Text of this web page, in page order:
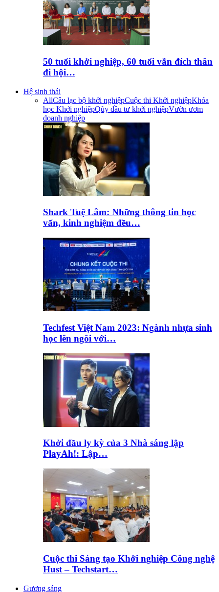
50 tuổi khởi nghiệp, 60 tuổi vẫn đích thân
đi hội…
Hệ sinh thái
AllCâu lạc bộ khởi nghiệpCuộc thi Khởi nghiệpKhóa
học Khởi nghiệpQũy đầu tư khởi nghiệpVườn ươm
doanh nghiệp
Shark Tuệ Lâm: Những thông tin học
vấn, kinh nghiệm đều…
Techfest Việt Nam 2023: Ngành nhựa sinh
học lên ngôi với…
Khởi đầu ly kỳ của 3 Nhà sáng lập
PlayAh!: Lập…
Cuộc thi Sáng tạo Khởi nghiệp Công nghệ
Hust – Techstart…
Gương sáng